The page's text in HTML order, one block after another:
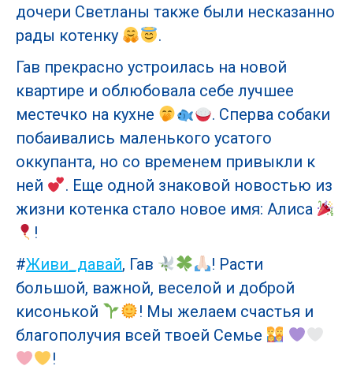
дочери Светланы также были несказанно
рады котенку
.
Гав прекрасно устроилась на новой
квартире и облюбовала себе лучшее
местечко на кухне
. Сперва собаки
побаивались маленького усатого
оккупанта, но со временем привыкли к
ней
. Еще одной знаковой новостью из
жизни котенка стало новое имя: Алиса
!
#Живи_давай, Гав
! Расти
большой, важной, веселой и доброй
кисонькой
! Мы желаем счастья и
благополучия всей твоей Семье
!